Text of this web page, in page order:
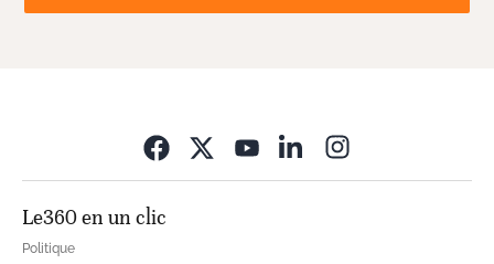
Le360 en un clic
Politique